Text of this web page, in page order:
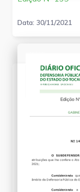
Data: 30/11/2021